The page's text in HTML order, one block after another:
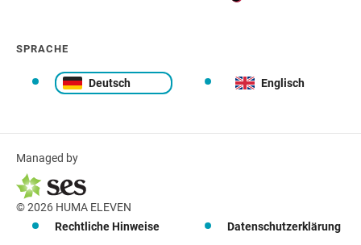
SPRACHE
Deutsch Englisch
Managed by
© 2026 HUMA ELEVEN
Rechtliche Hinweise
Datenschutzerklärung